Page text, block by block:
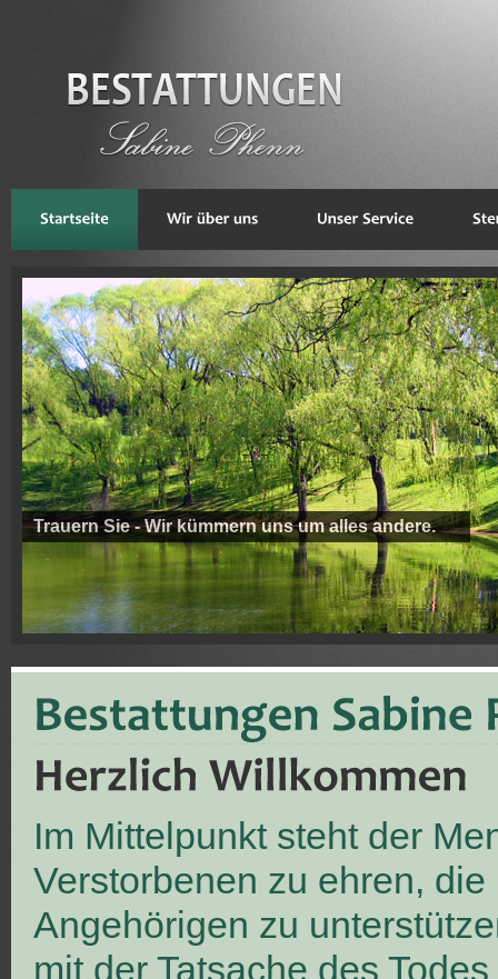
Trauern Sie - Wir kümmern uns um alles andere.
Im Mittelpunkt steht der
Verstorbenen zu ehren, die
Angehörigen zu
mit der Tatsache des